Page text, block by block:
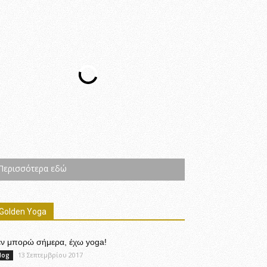
εδώ
Yoga
μπορώ σήμερα, έχω yoga!
13 Σεπτεμβρίου 2017